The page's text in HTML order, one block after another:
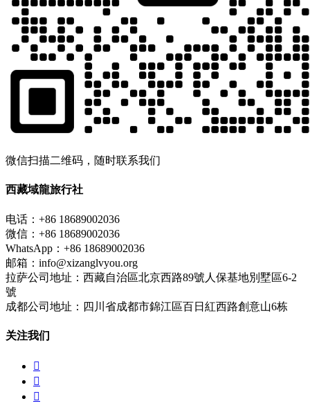
微信扫描二维码，随时联系我们
西藏域龍旅行社
电话：+86 18689002036
微信：+86 18689002036
WhatsApp：+86 18689002036
邮箱：info@xizanglvyou.org
拉萨公司地址：西藏自治區北京西路89號人保基地別墅區6-2
號
成都公司地址：四川省成都市錦江區百日紅西路創意山6栋
关注我们


